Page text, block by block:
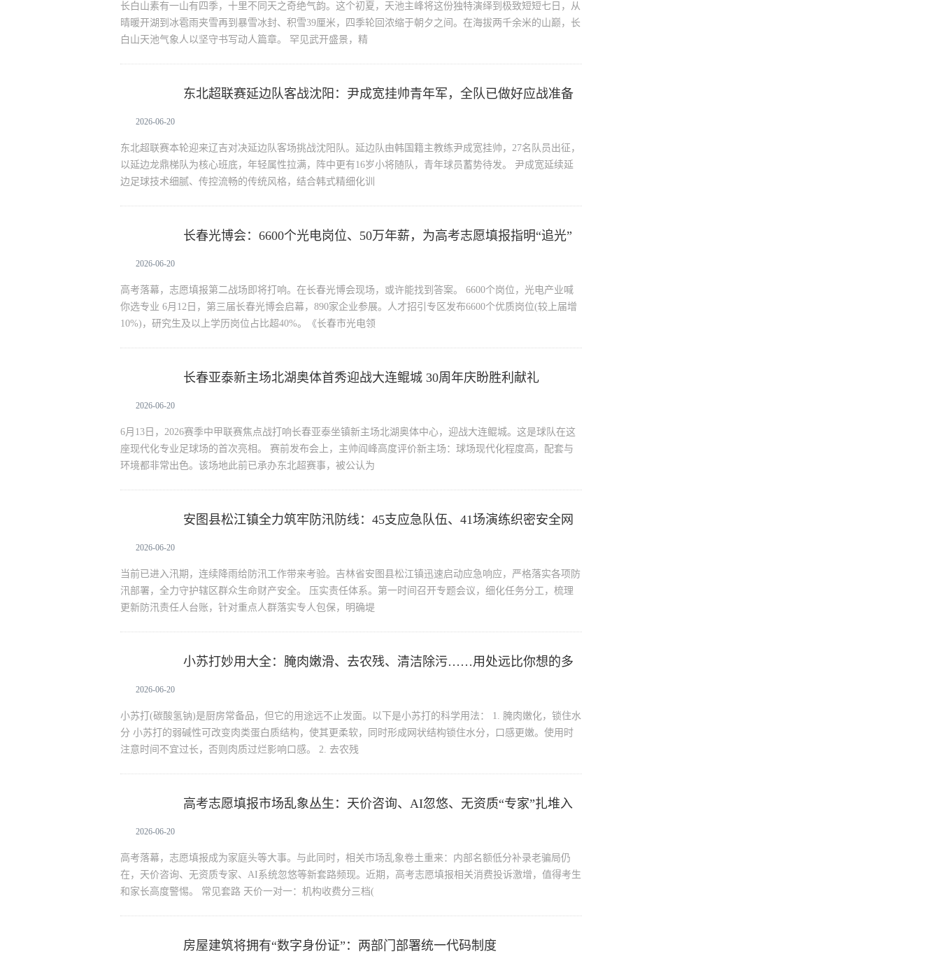
长白山素有一山有四季，十里不同天之奇绝气韵。这个初夏，天池主峰将这份独特演绎到极致短短七日，从
晴暖开湖到冰雹雨夹雪再到暴雪冰封、积雪39厘米，四季轮回浓缩于朝夕之间。在海拔两千余米的山巅，长
白山天池气象人以坚守书写动人篇章。 罕见武开盛景，精
东北超联赛延边队客战沈阳：尹成宽挂帅青年军，全队已做好应战准备
2026-06-20
东北超联赛本轮迎来辽吉对决延边队客场挑战沈阳队。延边队由韩国籍主教练尹成宽挂帅，27名队员出征，
以延边龙鼎梯队为核心班底，年轻属性拉满，阵中更有16岁小将随队，青年球员蓄势待发。 尹成宽延续延
边足球技术细腻、传控流畅的传统风格，结合韩式精细化训
长春光博会：6600个光电岗位、50万年薪，为高考志愿填报指明“追光”
赛道2026-06-20
高考落幕，志愿填报第二战场即将打响。在长春光博会现场，或许能找到答案。 6600个岗位，光电产业喊
你选专业 6月12日，第三届长春光博会启幕，890家企业参展。人才招引专区发布6600个优质岗位(较上届增
10%)，研究生及以上学历岗位占比超40%。《长春市光电领
长春亚泰新主场北湖奥体首秀迎战大连鲲城 30周年庆盼胜利献礼
2026-06-20
6月13日，2026赛季中甲联赛焦点战打响长春亚泰坐镇新主场北湖奥体中心，迎战大连鲲城。这是球队在这
座现代化专业足球场的首次亮相。 赛前发布会上，主帅阎峰高度评价新主场：球场现代化程度高，配套与
环境都非常出色。该场地此前已承办东北超赛事，被公认为
安图县松江镇全力筑牢防汛防线：45支应急队伍、41场演练织密安全网
2026-06-20
当前已进入汛期，连续降雨给防汛工作带来考验。吉林省安图县松江镇迅速启动应急响应，严格落实各项防
汛部署，全力守护辖区群众生命财产安全。 压实责任体系。第一时间召开专题会议，细化任务分工，梳理
更新防汛责任人台账，针对重点人群落实专人包保，明确堤
小苏打妙用大全：腌肉嫩滑、去农残、清洁除污……用处远比你想的多
2026-06-20
小苏打(碳酸氢钠)是厨房常备品，但它的用途远不止发面。以下是小苏打的科学用法： 1. 腌肉嫩化，锁住水
分 小苏打的弱碱性可改变肉类蛋白质结构，使其更柔软，同时形成网状结构锁住水分，口感更嫩。使用时
注意时间不宜过长，否则肉质过烂影响口感。 2. 去农残
高考志愿填报市场乱象丛生：天价咨询、AI忽悠、无资质“专家”扎堆入
2026-06-20
高考落幕，志愿填报成为家庭头等大事。与此同时，相关市场乱象卷土重来：内部名额低分补录老骗局仍
在，天价咨询、无资质专家、AI系统忽悠等新套路频现。近期，高考志愿填报相关消费投诉激增，值得考生
和家长高度警惕。 常见套路 天价一对一：机构收费分三档(
房屋建筑将拥有“数字身份证”：两部门部署统一代码制度